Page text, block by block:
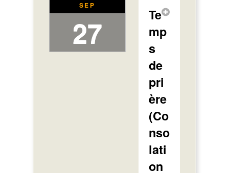
SEP
27
Te
mp
s
de
pri
ère
(Co
nso
lati
on